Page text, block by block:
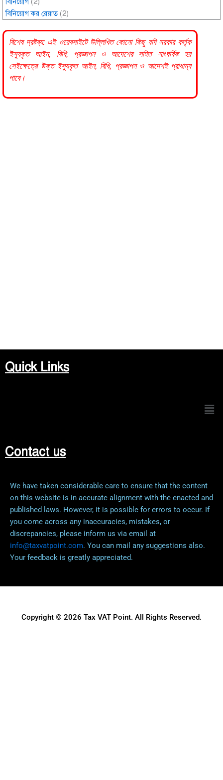
বিনিয়োগ কর রেয়াত(2)
বিশেষ দ্রষ্টব্য: এই ওয়েবসাইটে উল্লিখিত কোনো কিছু যদি সরকারকর্তৃক
ইস্যুকৃত আইন, বিধি, প্রজ্ঞাপন ও আদেশের সহিত সাংঘর্ষিক হয়
সেইক্ষেত্রে উক্ত ইস্যুকৃত আইন, বিধি, প্রজ্ঞাপন ও আদেশই প্রাধান্য
পাবে।
Quick Links
Contact us
We have taken considerable care to ensure that the content
on this website is in accurate alignment with the enacted and
published laws. However, it is possible for errors to occur. If
you come across any inaccuracies, mistakes, or
discrepancies, please inform us via email at
info@taxvatpoint.com. You can mail any suggestions also.
Your feedback is greatly appreciated.
Copyright © 2026 Tax VAT Point. All Rights Reserved.